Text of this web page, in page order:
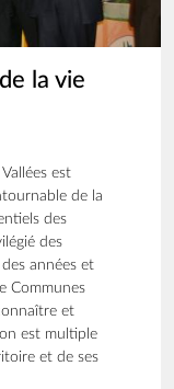
la vie
est
de la
des
des
années et
Communes
et
est multiple
et de ses